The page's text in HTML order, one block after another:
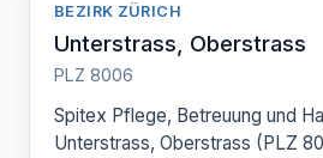
BEZIRK ZÜRICH
Unterstrass, Oberstrass
PLZ 8006
Spitex Pflege, Betreuung und
Unterstrass, Oberstrass (PLZ